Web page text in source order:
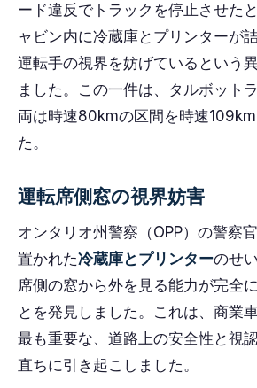
ード違反でトラックを停止させた
ャビン内に冷蔵庫とプリンターが
運転手の視界を妨げているという
ました。この一件は、タルボット
両は時速80kmの区間を時速
た。
運転席側窓の視界妨害
オンタリオ州警察（OPP）の警察
置かれた冷蔵庫とプリンターのせ
席側の窓から外を見る能力が完全
とを発見しました。これは、商業
最も重要な、道路上の安全性と視
直ちに引き起こしました。